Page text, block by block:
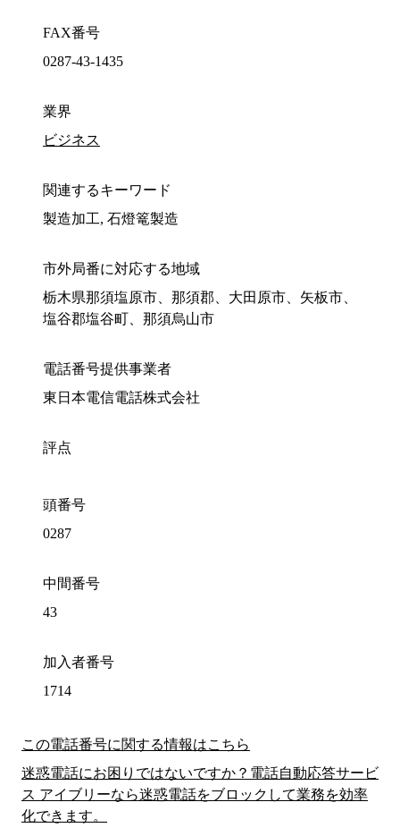
FAX番号
0287-43-1435
業界
ビジネス
関連するキーワード
製造加工, 石燈篭製造
市外局番に対応する地域
栃木県那須塩原市、那須郡、大田原市、矢板市、
塩谷郡塩谷町、那須烏山市
電話番号提供事業者
東日本電信電話株式会社
評点
頭番号
0287
中間番号
43
加入者番号
1714
この電話番号に関する情報はこちら
迷惑電話にお困りではないですか？電話自動応答サービ
ス アイブリーなら迷惑電話をブロックして業務を効率
化できます。